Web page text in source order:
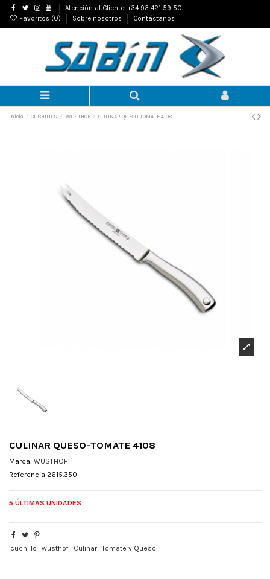
Atención al Cliente: +34 93 421 59 50
Favoritos (0) Sobre nosotros Contáctanos
Inicio CUCHILLOS WÜSTHOF CULINAR QUESO-TOMATE 4108
CULINAR QUESO-TOMATE 4108
Marca: WÜSTHOF
Referencia 2615.350
5 ÚLTIMAS UNIDADES
cuchillo wüsthof Culinar Tomate y Queso